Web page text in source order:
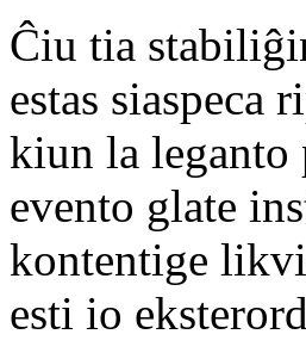
Ĉiu tia
estas siaspeca
kiun la leganto
evento glate
kontentige
esti io